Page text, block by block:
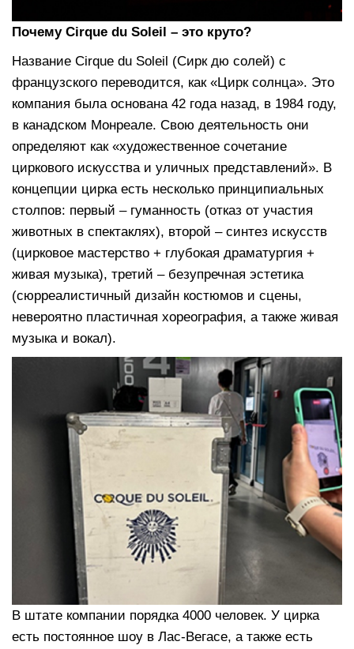
Почему Cirque du Soleil – это круто?
Название Cirque du Soleil (Сирк дю солей) с
французского переводится, как «Цирк солнца». Это
компания была основана 42 года назад, в 1984 году,
в канадском Монреале. Свою деятельность они
определяют как «художественное сочетание
циркового искусства и уличных представлений». В
концепции цирка есть несколько принципиальных
столпов: первый – гуманность (отказ от участия
животных в спектаклях), второй – синтез искусств
(цирковое мастерство + глубокая драматургия +
живая музыка), третий – безупречная эстетика
(сюрреалистичный дизайн костюмов и сцены,
невероятно пластичная хореография, а также живая
музыка и вокал).
В штате компании порядка 4000 человек. У цирка
есть постоянное шоу в Лас-Вегасе, а также есть